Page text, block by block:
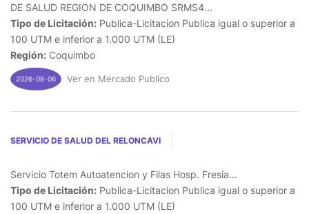
DE SALUD REGION DE COQUIMBO SRMS4...
Tipo de Licitación: Publica-Licitacion Publica igual o superior a
100 UTM e inferior a 1.000 UTM (LE)
Región: Coquimbo
2026-08-06 Ver en Mercado Publico
SERVICIO DE SALUD DEL RELONCAVI
Servicio Totem Autoatencion y Filas Hosp. Fresia...
Tipo de Licitación: Publica-Licitacion Publica igual o superior a
100 UTM e inferior a 1.000 UTM (LE)